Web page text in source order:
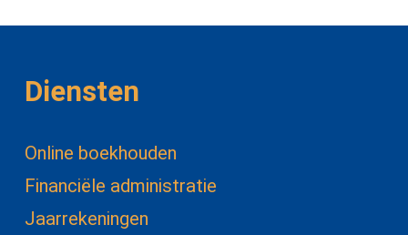
Diensten
Online boekhouden
Financiële administratie
Jaarrekeningen